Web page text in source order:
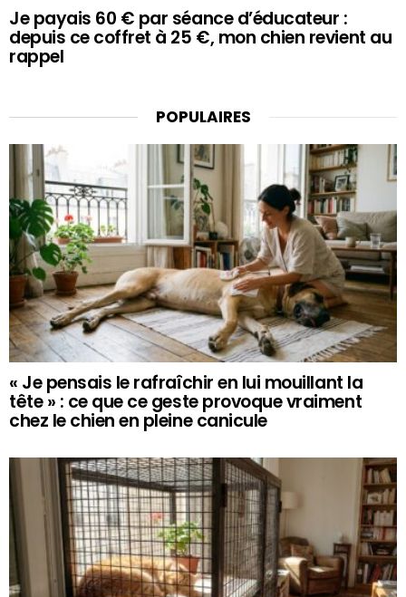
Je payais 60 € par séance d’éducateur :
depuis ce coffret à 25 €, mon chien revient au
rappel
POPULAIRES
« Je pensais le rafraîchir en lui mouillant la
tête » : ce que ce geste provoque vraiment
chez le chien en pleine canicule